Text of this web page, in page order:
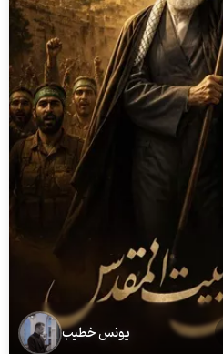
یونس خطیب